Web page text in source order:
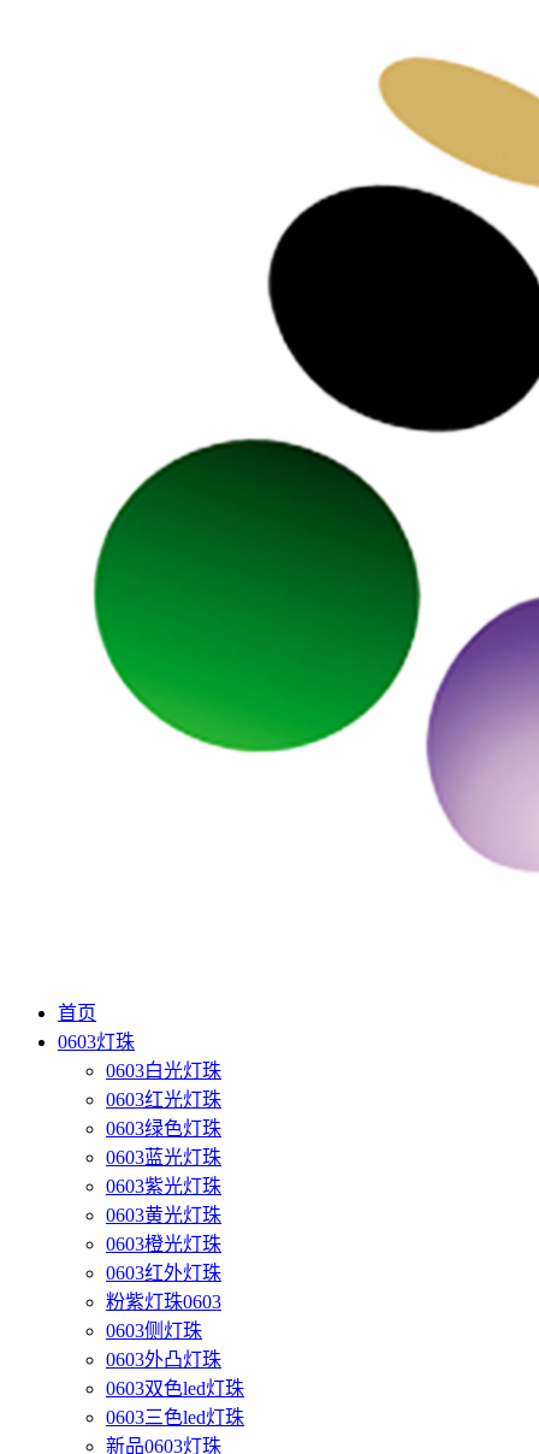
首页
0603灯珠
0603白光灯珠
0603红光灯珠
0603绿色灯珠
0603蓝光灯珠
0603紫光灯珠
0603黄光灯珠
0603橙光灯珠
0603红外灯珠
粉紫灯珠0603
0603侧灯珠
0603外凸灯珠
0603双色led灯珠
0603三色led灯珠
新品0603灯珠